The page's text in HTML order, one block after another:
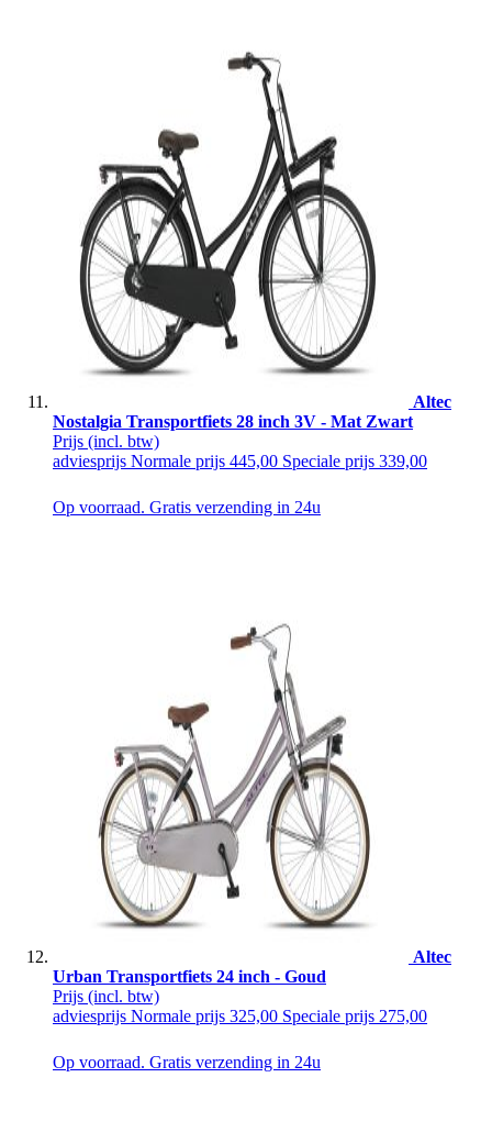
Altec
Nostalgia Transportfiets 28 inch 3V - Mat Zwart
Prijs (incl. btw)
adviesprijs Normale prijs 445,00 Speciale prijs 339,00
Op voorraad. Gratis verzending in 24u
Altec
Urban Transportfiets 24 inch - Goud
Prijs (incl. btw)
adviesprijs Normale prijs 325,00 Speciale prijs 275,00
Op voorraad. Gratis verzending in 24u